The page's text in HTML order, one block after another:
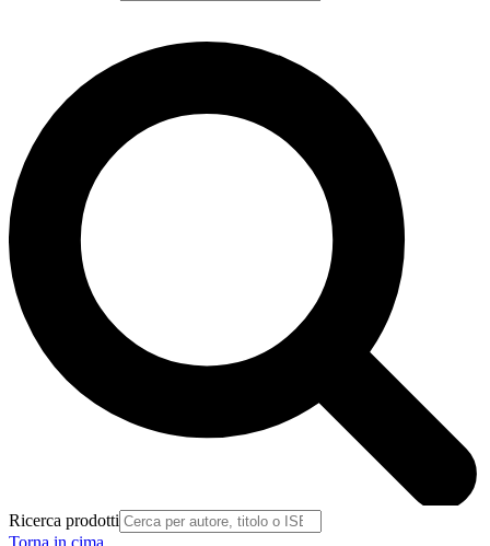
Ricerca prodotti
Torna in cima